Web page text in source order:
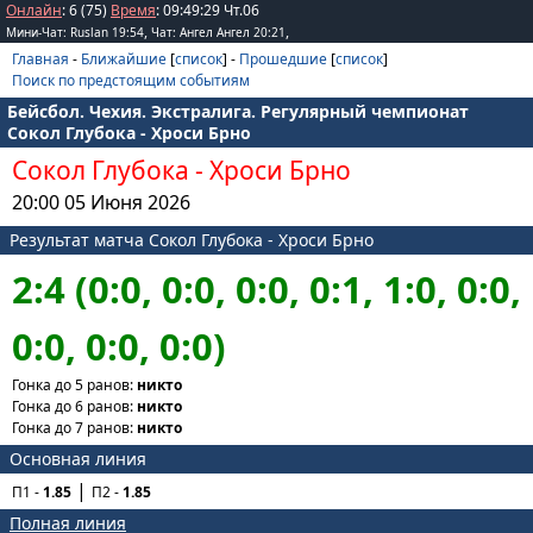
Онлайн: 6 (75) Время:09:49:29 Чт.06
Мини-Чат: Ruslan 19:54, Чат: Ангел Ангел 20:21 ,
Главная - Ближайшие [список] - Прошедшие [список]
Поиск по предстоящим событиям
Бейсбол. Чехия. Экстралига. Регулярный чемпионат
Сокол Глубока - Хроси Брно
Сокол Глубока - Хроси Брно
20:00 05 Июня 2026
Результат матча Сокол Глубока - Хроси Брно
2:4 (0:0, 0:0, 0:0, 0:1, 1:0, 0:0,
0:0, 0:0, 0:0)
Гонка до 5 ранов: никто
Гонка до 6 ранов: никто
Гонка до 7 ранов: никто
Основная линия
П1 -1.85 П2 -1.85
Полная линия